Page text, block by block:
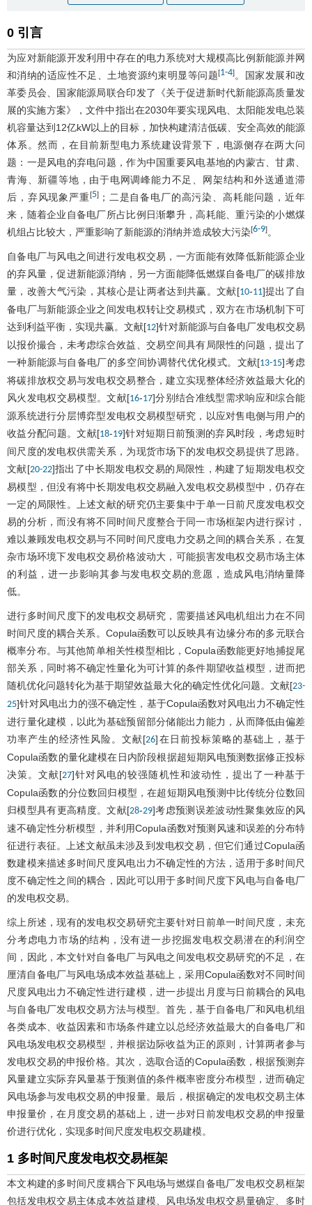
0 引言
为应对新能源开发利用中存在的电力系统对大规模高比例新能源并网
和消纳的适应性不足、土地资源约束明显等问题[1-4]。国家发展和改
革委员会、国家能源局联合印发了《关于促进新时代新能源高质量发
展的实施方案》，文件中指出在2030年要实现风电、太阳能发电总装
机容量达到12亿kW以上的目标，加快构建清洁低碳、安全高效的能源
体系。然而，在目前新型电力系统建设背景下，电源侧存在两大问
题：一是风电的弃电问题，作为中国重要风电基地的内蒙古、甘肃、
青海、新疆等地，由于电网调峰能力不足、网架结构和外送通道滞
后，弃风现象严重[5]；二是自备电厂的高污染、高耗能问题，近年
来，随着企业自备电厂所占比例日渐攀升，高耗能、重污染的小燃煤
机组占比较大，严重影响了新能源的消纳并造成较大污染[6-9]。
自备电厂与风电之间进行发电权交易，一方面能有效降低新能源企业
的弃风量，促进新能源消纳，另一方面能降低燃煤自备电厂的碳排放
量，改善大气污染，其核心是让两者达到共赢。文献[10-11]提出了自
备电厂与新能源企业之间发电权转让交易模式，双方在市场机制下可
达到利益平衡，实现共赢。文献[12]针对新能源与自备电厂发电权交易
以报价撮合，未考虑综合效益、交易空间具有局限性的问题，提出了
一种新能源与自备电厂的多空间协调替代优化模式。文献[13-15]考虑
将碳排放权交易与发电权交易整合，建立实现整体经济效益最大化的
风火发电权交易模型。文献[16-17]分别结合准线型需求响应和综合能
源系统进行分层博弈型发电权交易模型研究，以应对售电侧与用户的
收益分配问题。文献[18-19]针对短期日前预测的弃风时段，考虑短时
间尺度的发电权供需关系，为现货市场下的发电权交易提供了思路。
文献[20-22]指出了中长期发电权交易的局限性，构建了短期发电权交
易模型，但没有将中长期发电权交易融入发电权交易模型中，仍存在
一定的局限性。上述文献的研究仍主要集中于单一日前尺度发电权交
易的分析，而没有将不同时间尺度整合于同一市场框架内进行探讨，
难以兼顾发电权交易与不同时间尺度电力交易之间的耦合关系，在复
杂市场环境下发电权交易价格波动大，可能损害发电权交易市场主体
的利益，进一步影响其参与发电权交易的意愿，造成风电消纳量降
低。
进行多时间尺度下的发电权交易研究，需要描述风电机组出力在不同
时间尺度的耦合关系。Copula函数可以反映具有边缘分布的多元联合
概率分布。与其他简单相关性模型相比，Copula函数能更好地捕捉尾
部关系，同时将不确定性量化为可计算的条件期望收益模型，进而把
随机优化问题转化为基于期望效益最大化的确定性优化问题。文献[23-
25]针对风电出力的强不确定性，基于Copula函数对风电出力不确定性
进行量化建模，以此为基础预留部分储能出力能力，从而降低由偏差
功率产生的经济性风险。文献[26]在日前投标策略的基础上，基于
Copula函数的量化建模在日内阶段根据超短期风电预测数据修正投标
决策。文献[27]针对风电的较强随机性和波动性，提出了一种基于
Copula函数的分位数回归模型，在超短期风电预测中比传统分位数回
归模型具有更高精度。文献[28-29]考虑预测误差波动性聚集效应的风
速不确定性分析模型，并利用Copula函数对预测风速和误差的分布特
征进行表征。上述文献虽未涉及到发电权交易，但它们通过Copula函
数建模来描述多时间尺度风电出力不确定性的方法，适用于多时间尺
度不确定性之间的耦合，因此可以用于多时间尺度下风电与自备电厂
的发电权交易。
综上所述，现有的发电权交易研究主要针对日前单一时间尺度，未充
分考虑电力市场的结构，没有进一步挖掘发电权交易潜在的利润空
间，因此，本文针对自备电厂与风电之间发电权交易研究的不足，在
厘清自备电厂与风电场成本效益基础上，采用Copula函数对不同时间
尺度风电出力不确定性进行建模，进一步提出月度与日前耦合的风电
与自备电厂发电权交易方法与模型。首先，基于自备电厂和风电机组
各类成本、收益因素和市场条件建立以总经济效益最大的自备电厂和
风电场发电权交易模型，并根据边际收益为正的原则，计算两者参与
发电权交易的申报价格。其次，选取合适的Copula函数，根据预测弃
风量建立实际弃风量基于预测值的条件概率密度分布模型，进而确定
风电场参与发电权交易的申报量。最后，根据确定的发电权交易主体
申报量价，在月度交易的基础上，进一步对日前发电权交易的申报量
价进行优化，实现多时间尺度发电权交易建模。
1 多时间尺度发电权交易框架
本文构建的多时间尺度耦合下风电场与燃煤自备电厂发电权交易框架
包括发电权交易主体成本效益建模、风电场发电权交易量确定、多时